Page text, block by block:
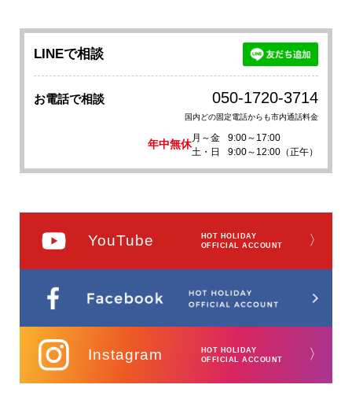
LINEで相談
お電話で相談 050-1720-3714
国内どの固定電話からも市内通話料金
年中無休
月～金
9:00～17:00
土・日
9:00～12:00（正午）
YouTube
HOT HOLIDAY
OFFICIAL ACCOUNT
〉
Instagram
HOT HOLIDAY
OFFICIAL ACCOUNT
〉